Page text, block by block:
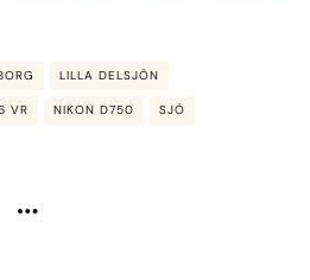
LILLA DELSJÖN
VR NIKON D750 SJÖ